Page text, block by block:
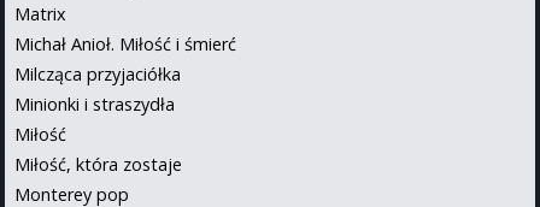
Matrix
Michał Anioł. Miłość i śmierć
Milcząca przyjaciółka
Minionki i straszydła
Miłość
Miłość, która zostaje
Monterey pop